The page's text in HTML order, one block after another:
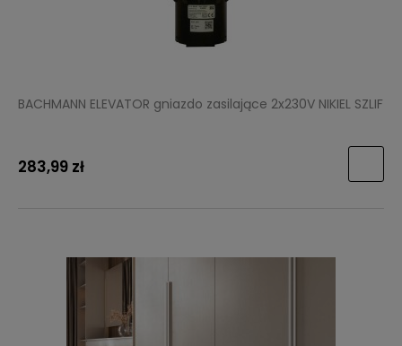
BACHMANN ELEVATOR gniazdo zasilające 2x230V NIKIEL SZLIF
283,99 zł